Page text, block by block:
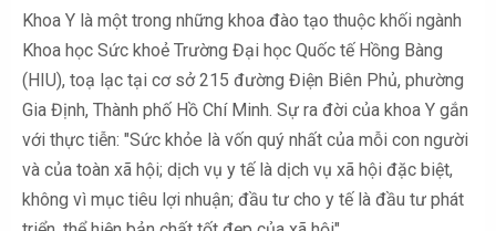
Khoa Y là một trong những khoa đào tạo thuộc khối ngành
Khoa học Sức khoẻ Trường Đại học Quốc tế Hồng Bàng
(HIU), toạ lạc tại cơ sở 215 đường Điện Biên Phủ, phường
Gia Định, Thành phố Hồ Chí Minh. Sự ra đời của khoa Y gắn
với thực tiễn: "Sức khỏe là vốn quý nhất của mỗi con người
và của toàn xã hội; dịch vụ y tế là dịch vụ xã hội đặc biệt,
không vì mục tiêu lợi nhuận; đầu tư cho y tế là đầu tư phát